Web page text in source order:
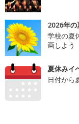
2026年の
学校の夏
画しよう
夏休みイ
日付から